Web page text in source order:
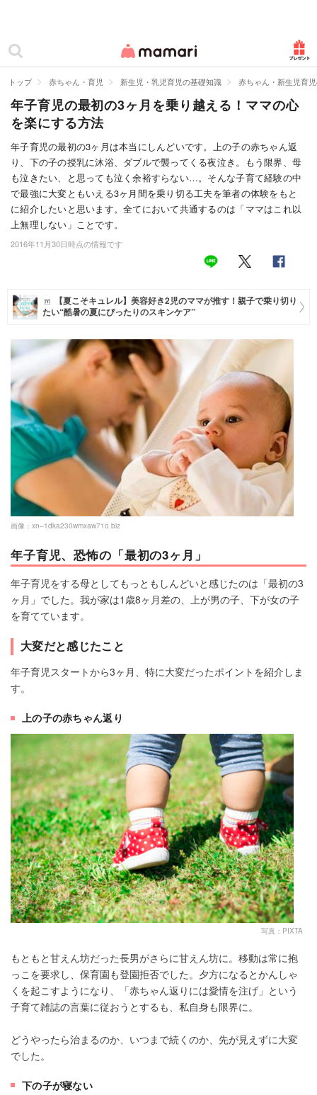
ママリ
カテゴリー一覧
妊娠
出産
赤ちゃん・育児
子育て・家族
病院
美容・ファッション
住まい
マネー
トレンド・イベント
トップ 赤ちゃん・育児 新生児・乳児育児の基礎知識 赤ちゃん・新生児育
年子育児の最初の3ヶ月を乗り越える！ママの心
を楽にする方法
年子育児の最初の3ヶ月は本当にしんどいです。上の子の赤ちゃん返
り、下の子の授乳に沐浴、ダブルで襲ってくる夜泣き。もう限界、母
も泣きたい、と思っても泣く余裕すらない…。そんな子育て経験の中
で最強に大変ともいえる3ヶ月間を乗り切る工夫を筆者の体験をもと
に紹介したいと思います。全てにおいて共通するのは「ママはこれ以
上無理しない」ことです。
2016年11月30日時点の情報です
【夏こそキュレル】美容好き2児のママが推す！親子で乗り切り
たい“酷暑の夏にぴったりのスキンケア”
画像： xn--1dka230wmxaw71o.biz
年子育児、恐怖の「最初の3ヶ月」
年子育児をする母としてもっともしんどいと感じたのは「最初の3
ヶ月」でした。我が家は1歳8ヶ月差の、上が男の子、下が女の子
を育てています。
大変だと感じたこと
年子育児スタートから3ヶ月、特に大変だったポイントを紹介しま
す。
上の子の赤ちゃん返り
写真：PIXTA
もともと甘えん坊だった長男がさらに甘えん坊に。移動は常に抱
っこを要求し、保育園も登園拒否でした。夕方になるとかんしゃ
くを起こすようになり、「赤ちゃん返りには愛情を注げ」という
子育て雑誌の言葉に従おうとするも、私自身も限界に。
どうやったら治まるのか、いつまで続くのか、先が見えずに大変
でした。
下の子が寝ない